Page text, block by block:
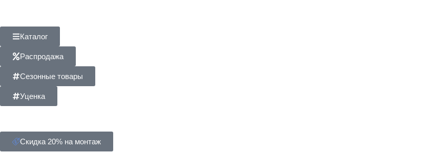
Каталог
Распродажа
Сезонные товары
Уценка
Скидка 20% на монтаж